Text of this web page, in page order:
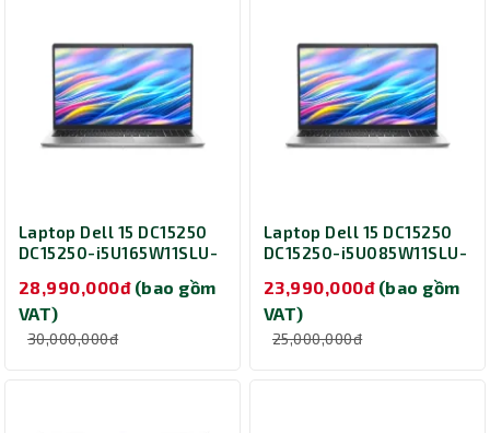
Laptop Dell 15 DC15250
DC15250-i5U165W11SLU-
SSD 512GB/ 15 inch/
Windows/ 2Y/ Bạc)
28,990,000đ (bao gồm
VAT)
30,000,000đ
Laptop Dell 15 DC15250
DC15250-i5U085W11SLU-
SSD 512GB/ 15 inch/
Windows/ 2Y/ Bạc)
23,990,000đ (bao gồm
VAT)
25,000,000đ